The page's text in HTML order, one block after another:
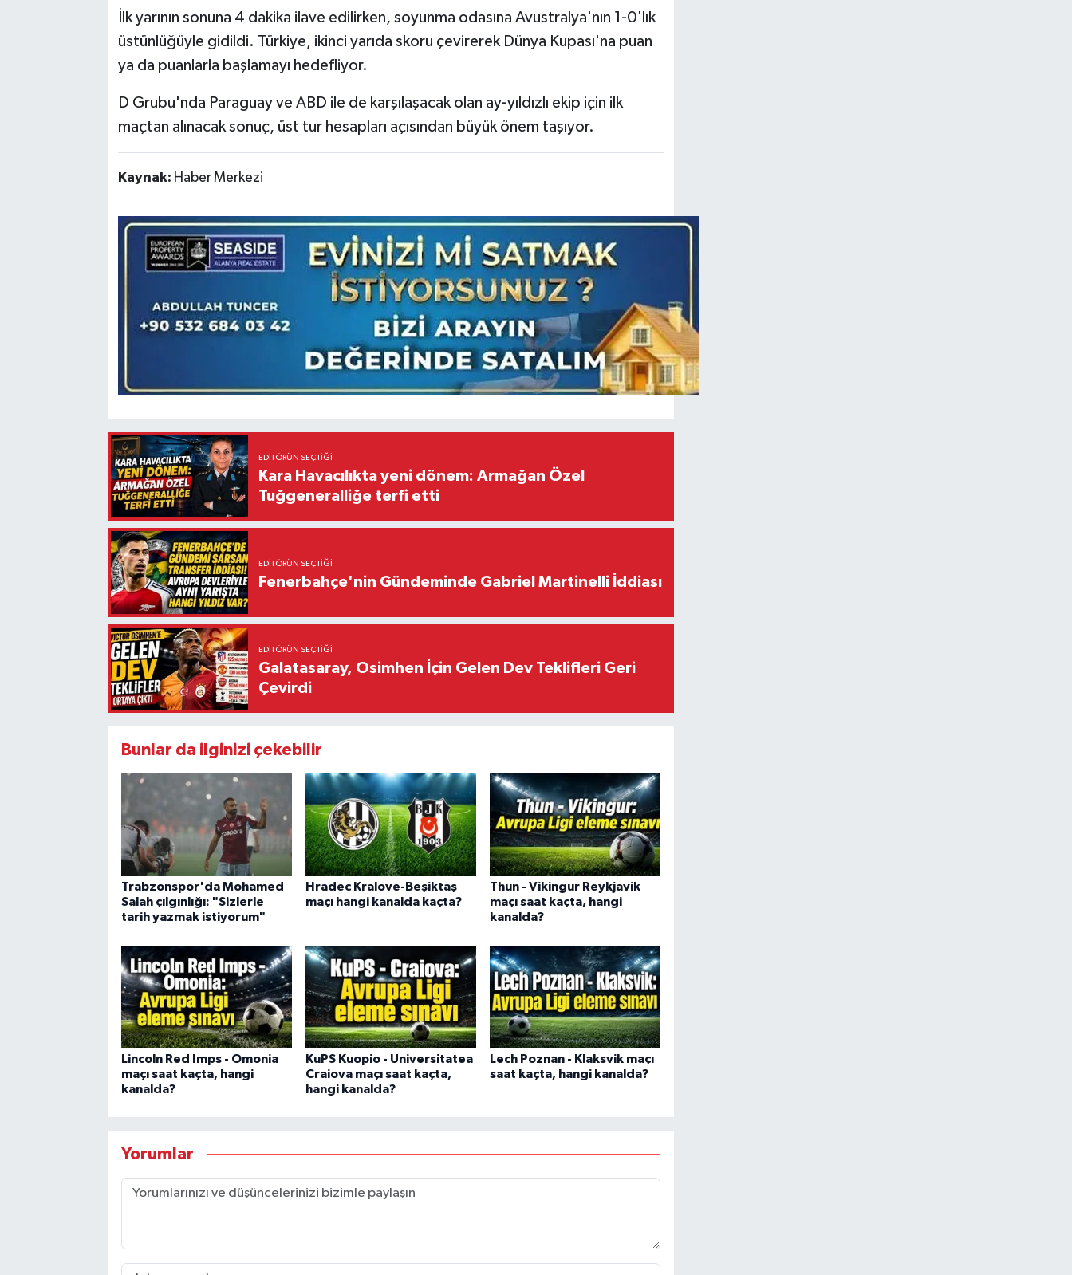
İlk yarının sonuna 4 dakika ilave edilirken, soyunma odasına Avustralya'nın 1-0'lık
üstünlüğüyle gidildi. Türkiye, ikinci yarıda skoru çevirerek Dünya Kupası'na puan
ya da puanlarla başlamayı hedefliyor.
D Grubu'nda Paraguay ve ABD ile de karşılaşacak olan ay-yıldızlı ekip için ilk
maçtan alınacak sonuç, üst tur hesapları açısından büyük önem taşıyor.
Kaynak: Haber Merkezi
EDITÖRÜN SEÇTIĞI
Kara Havacılıkta yeni dönem: Armağan Özel
Tuğgeneralliğe terfi etti
EDITÖRÜN SEÇTIĞI
Fenerbahçe'nin Gündeminde Gabriel Martinelli İddiası
EDITÖRÜN SEÇTIĞI
Galatasaray, Osimhen İçin Gelen Dev Teklifleri Geri
Çevirdi
Bunlar da ilginizi çekebilir
Trabzonspor'da Mohamed
Salah çılgınlığı: "Sizlerle
tarih yazmak istiyorum"
Hradec Kralove-Beşiktaş
maçı hangi kanalda kaçta?
Thun - Vikingur Reykjavik
maçı saat kaçta, hangi
kanalda?
Lincoln Red Imps - Omonia
maçı saat kaçta, hangi
kanalda?
KuPS Kuopio - Universitatea
Craiova maçı saat kaçta,
hangi kanalda?
Lech Poznan - Klaksvik maçı
saat kaçta, hangi kanalda?
Yorumlar